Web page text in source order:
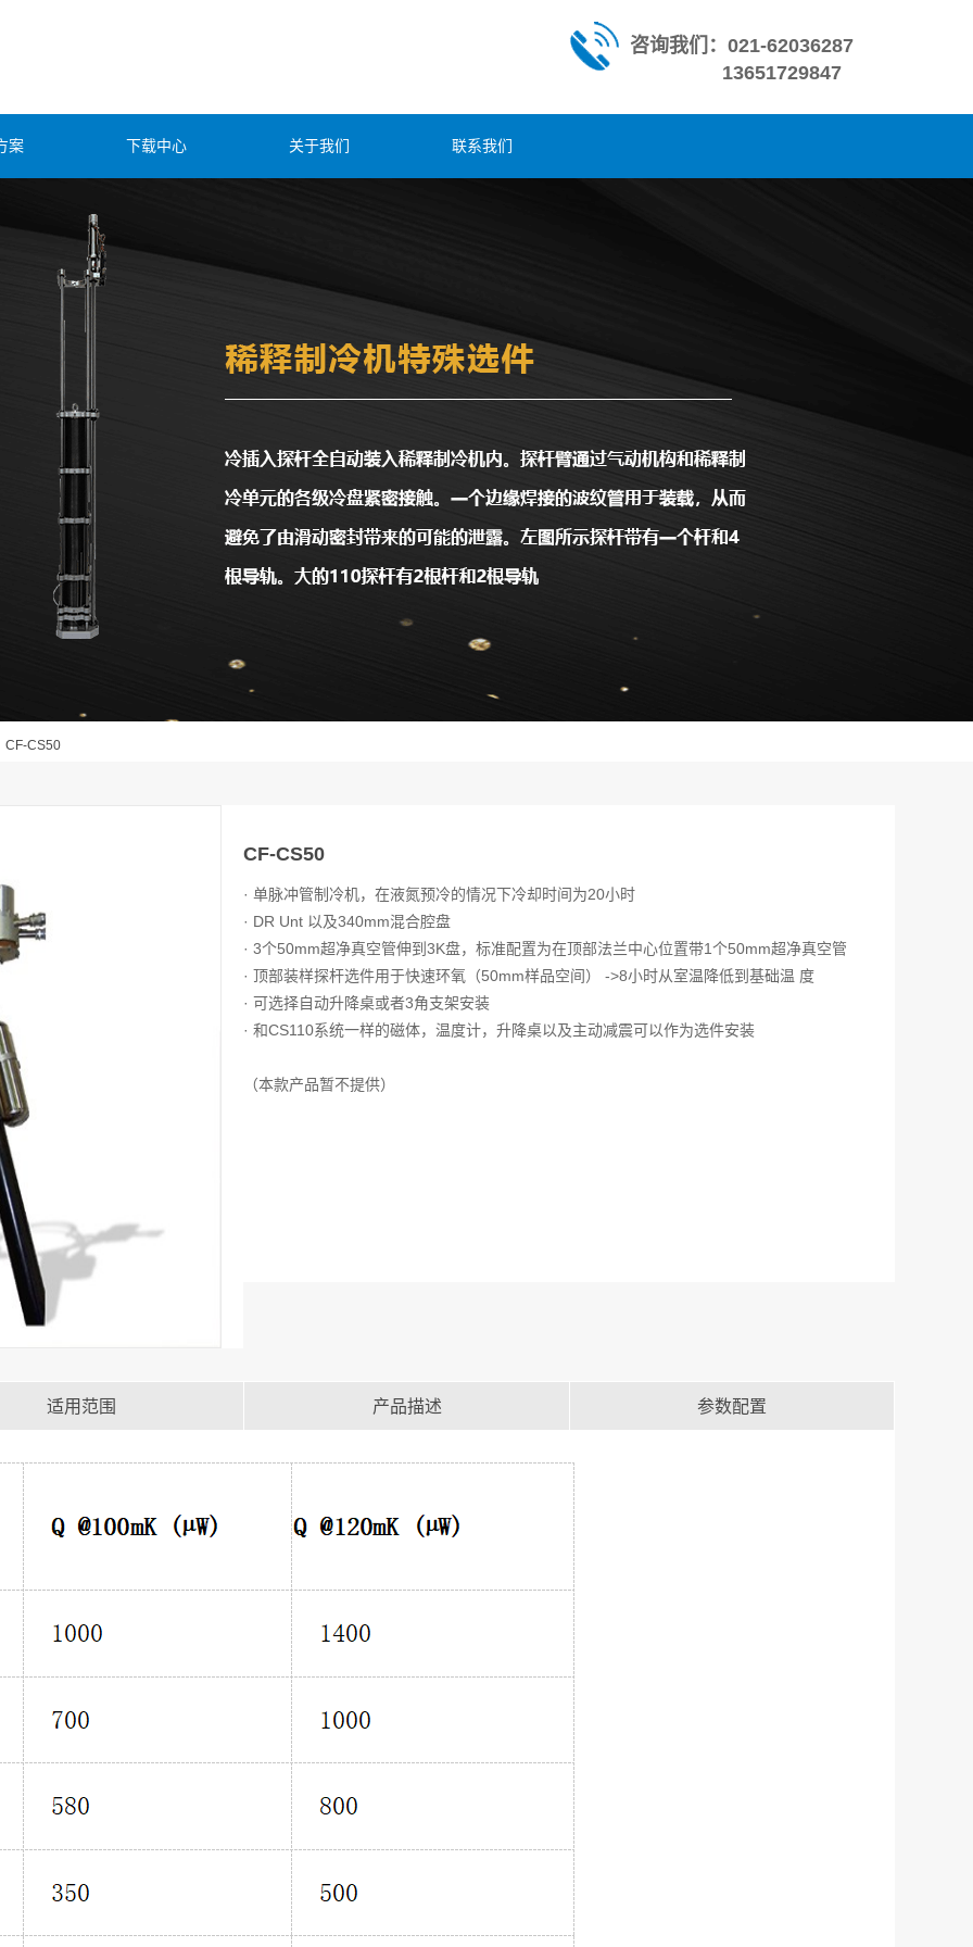
咨询我们：021-62036287
13651729847
案 下载中心 关于我们 联系我们
CF-CS50
CF-CS50
· 单脉冲管制冷机，在液氮预冷的情况下冷却时间为20小时
· DR Unt 以及340mm混合腔盘
· 3个50mm超净真空管伸到3K盘，标准配置为在顶部法兰中心位置带1个50mm超净真空管
· 顶部装样探杆选件用于快速环氧（50mm样品空间） ->8小时从室温降低到基础温 度
· 可选择自动升降桌或者3角支架安装
· 和CS110系统一样的磁体，温度计，升降桌以及主动减震可以作为选件安装
（本款产品暂不提供）
适用范围 产品描述 参数配置